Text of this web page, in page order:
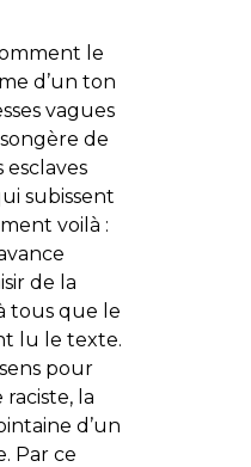
le
d’un ton
vagues
de
esclaves
subissent
voilà :
de la
tous que le
lu le texte.
pour
la
d’un
Par ce